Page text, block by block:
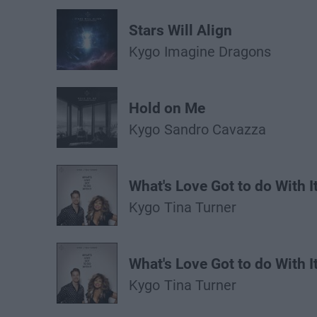
Stars Will Align
Kygo Imagine Dragons
Hold on Me
Kygo Sandro Cavazza
What's Love Got to do With
Kygo Tina Turner
What's Love Got to do With
Kygo Tina Turner